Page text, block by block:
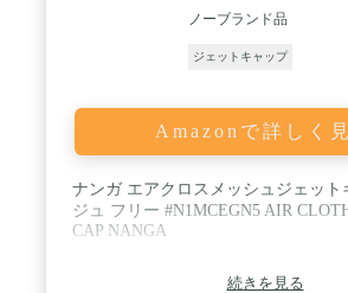
ノーブランド品
ジェットキャップ
Amazonで詳しく
ナンガ エアクロスメッシュジェット
ジュ フリー #N1MCEGN5 AIR
CAP NANGA
続きを見る